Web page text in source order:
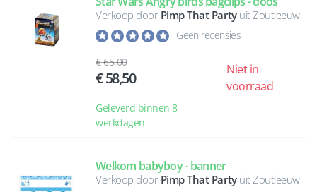
Verkoop door Pimp That Partyuit Zoutleeuw
Geen recensies
65,00
58,50
Geleverd binnen 8
werkdagen
Niet in
voorraad
Welkom babyboy - banner
Verkoop door Pimp That Partyuit Zoutleeuw